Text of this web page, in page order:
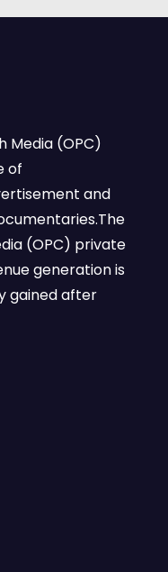
Media (OPC)
of
and
(OPC) private
generation is
gained after